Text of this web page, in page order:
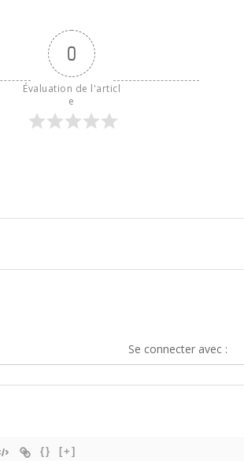
0
Évaluation de l'articl
e
Se connecter avec :
{} [+]